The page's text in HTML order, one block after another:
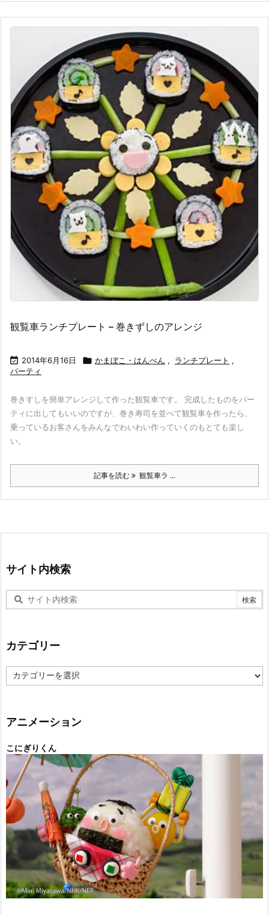
観覧車ランチプレート – 巻きずしのアレンジ
 2014年6月16日  かまぼこ・はんぺん , ランチプレート ,
パーティ
巻きすしを簡単アレンジして作った観覧車です。 完成したものをパー
ティに出してもいいのですが、巻き寿司を並べて観覧車を作ったら、
乗っているお客さんをみんなでわいわい作っていくのもとても楽し
い。
記事を読む 観覧車ラ ...
サイト内検索
カテゴリー
テ
ー
アニメーション
こにぎりくん